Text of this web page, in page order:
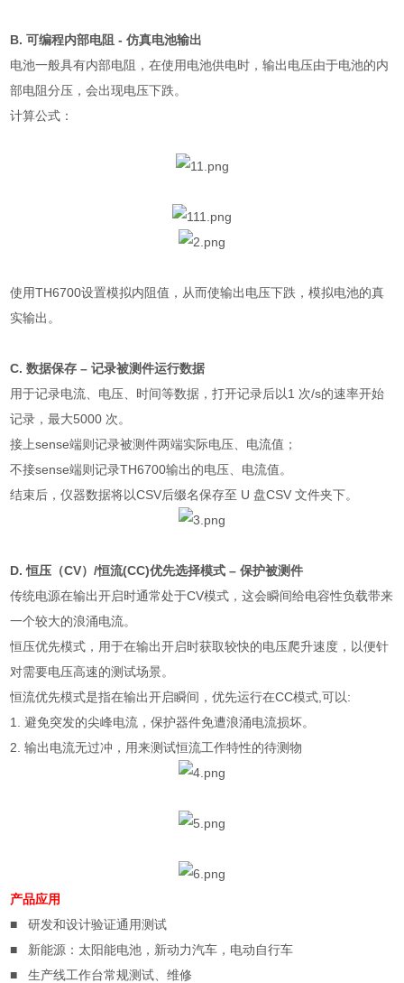
B.可编程内部电阻 -仿真电池输出
电池一般具有内部电阻，在使用电池供电时，输出电压由于电池的内
部电阻分压，会出现电压下跌。
计算公式：
使用TH6700设置模拟内阻值，从而使输出电压下跌，模拟电池的真
实输出。
C.数据保存 – 记录被测件运行数据
用于记录电流、电压、时间等数据，打开记录后以1 次/s的速率开始
记录，最大5000 次。
接上sense端则记录被测件两端实际电压、电流值；
不接sense端则记录TH6700输出的电压、电流值。
结束后，仪器数据将以CSV后缀名保存至 U盘CSV文件夹下。
D.恒压（CV）/恒流(CC)优先选择模式 – 保护被测件
传统电源在输出开启时通常处于CV模式，这会瞬间给电容性负载带来
一个较大的浪涌电流。
恒压优先模式，用于在输出开启时获取较快的电压爬升速度，以便针
对需要电压高速的测试场景。
恒流优先模式是指在输出开启瞬间，优先运行在CC模式 ,可以:
1.避免突发的尖峰电流，保护器件免遭浪涌电流损坏。
2.输出电流无过冲，用来测试恒流工作特性的待测物
产品应用
■
研发和设计验证通用测试
■
新能源：太阳能电池，新动力汽车，电动自行车
■
生产线工作台常规测试、维修